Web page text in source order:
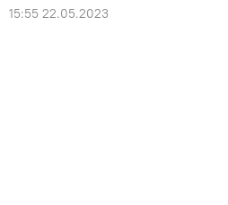
15:55 22.05.2023